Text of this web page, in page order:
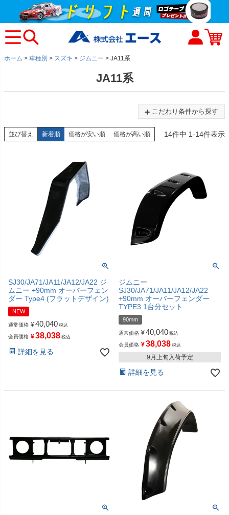
ホーム 車種別 スズキ ジムニー JA11系
JA11系
こだわり条件から探す
並び替え 新着順 価格が安い順 価格が高い順 14件中 1-14件表示
SJ30/JA71/JA11/JA12/JA22 ジ
ムニー +90mm オーバーフェン
ダー Type4 (フラットデザイン)
NEW
通常価格 ¥40,040 税込
会員価格 ¥38,038 税込
詳細を見る
ジムニー
SJ30/JA71/JA11/JA12/JA22
+90mm オーバーフェンダー
TYPE3 1台分セット
90mm
通常価格 ¥40,040 税込
会員価格 ¥38,038 税込
9月上旬入荷予定
詳細を見る